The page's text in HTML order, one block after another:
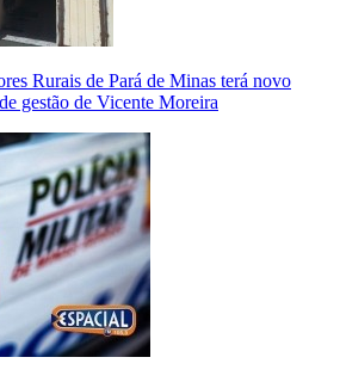
Rurais de Pará de Minas terá novo
gestão de Vicente Moreira